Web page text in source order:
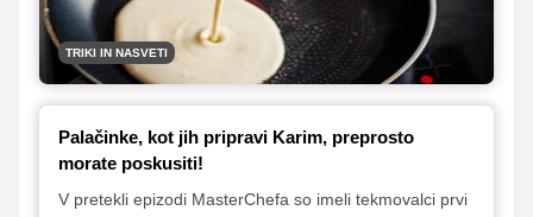
TRIKI IN NASVETI
Palačinke, kot jih pripravi Karim, preprosto
morate poskusiti!
V pretekli epizodi MasterChefa so imeli tekmovalci prvi